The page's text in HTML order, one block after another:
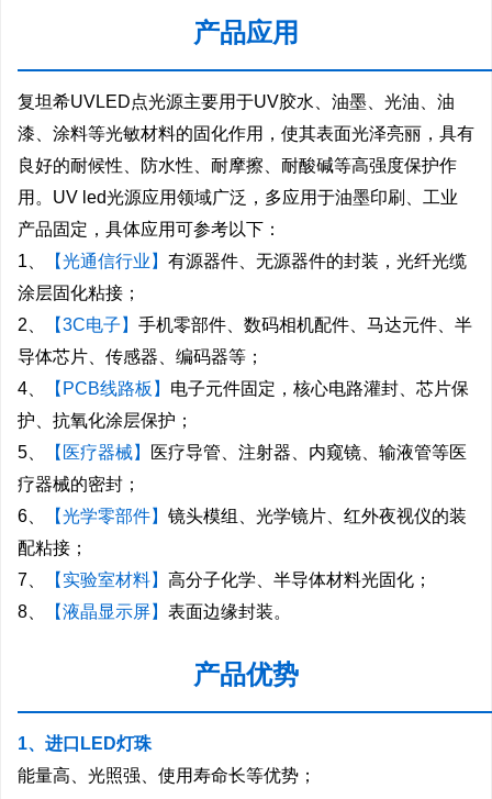
产品应用
复坦希UVLED点光源主要用于UV胶水、油墨、光油、油
漆、涂料等光敏材料的固化作用，使其表面光泽亮丽，具有
良好的耐候性、防水性、耐摩擦、耐酸碱等高强度保护作
用。UV led光源应用领域广泛，多应用于油墨印刷、工业
产品固定，具体应用可参考以下：
1、
【光通信行业】 有源器件、无源器件的封装，光纤光缆
涂层固化粘接；
2、
【3C电子】 手机零部件、数码相机配件、马达元件、半
导体芯片、传感器、编码器等；
4、
【PCB线路板】 电子元件固定，核心电路灌封、芯片保
护、抗氧化涂层保护；
5、
【医疗器械】
医疗导管、注射器、内窥镜、输液管等医
疗器械的密封；
6、
【光学零部件】 镜头模组、光学镜片、红外夜视仪的装
配粘接；
7、
【实验室材料】 高分子化学、半导体材料光固化；
8、
【液晶显示屏】 表面边缘封装。
产品优势
1、进口LED灯珠
能量高、光照强、使用寿命长等优势；